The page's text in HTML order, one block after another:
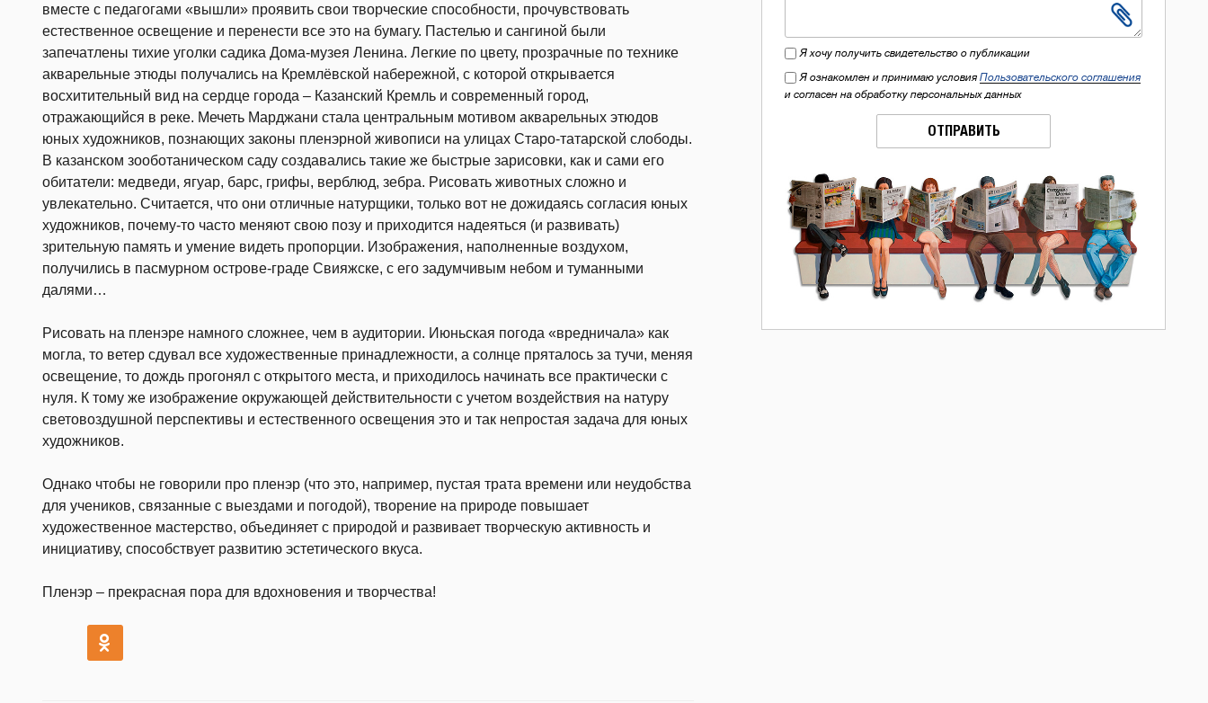
вместе с педагогами «вышли» проявить свои творческие способности, прочувствовать
естественное освещение и перенести все это на бумагу. Пастелью и сангиной были
запечатлены тихие уголки садика Дома-музея Ленина. Легкие по цвету, прозрачные по технике
акварельные этюды получались на Кремлёвской набережной, с которой открывается
восхитительный вид на сердце города – Казанский Кремль и современный город,
отражающийся в реке. Мечеть Марджани стала центральным мотивом акварельных этюдов
юных художников, познающих законы пленэрной живописи на улицах Старо-татарской слободы.
В казанском зооботаническом саду создавались такие же быстрые зарисовки, как и сами его
обитатели: медведи, ягуар, барс, грифы, верблюд, зебра. Рисовать животных сложно и
увлекательно. Считается, что они отличные натурщики, только вот не дожидаясь согласия юных
художников, почему-то часто меняют свою позу и приходится надеяться (и развивать)
зрительную память и умение видеть пропорции. Изображения, наполненные воздухом,
получились в пасмурном острове-граде Свияжске, с его задумчивым небом и туманными
далями…
Рисовать на пленэре намного сложнее, чем в аудитории. Июньская погода «вредничала» как
могла, то ветер сдувал все художественные принадлежности, а солнце пряталось за тучи, меняя
освещение, то дождь прогонял с открытого места, и приходилось начинать все практически с
нуля. К тому же изображение окружающей действительности с учетом воздействия на натуру
световоздушной перспективы и естественного освещения это и так непростая задача для юных
художников.
Однако чтобы не говорили про пленэр (что это, например, пустая трата времени или неудобства
для учеников, связанные с выездами и погодой), творение на природе повышает
художественное мастерство, объединяет с природой и развивает творческую активность и
инициативу, способствует развитию эстетического вкуса.
Пленэр – прекрасная пора для вдохновения и творчества!
Я хочу получить свидетельство о публикации
Я ознакомлен и принимаю условия Пользовательского соглашения
и согласен на обработку персональных данных
ОТПРАВИТЬ